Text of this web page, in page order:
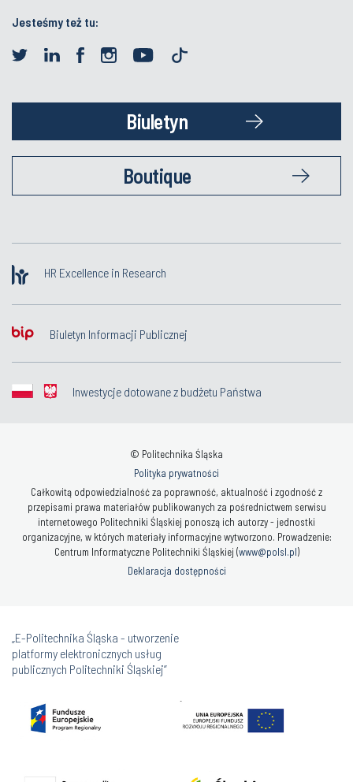
Jesteśmy też tu:
Biuletyn
Boutique
HR Excellence in Research
Biuletyn Informacji Publicznej
Inwestycje dotowane z budżetu Państwa
© Politechnika Śląska
Polityka prywatności
Całkowitą odpowiedzialność za poprawność, aktualność i zgodność z
przepisami prawa materiałów publikowanych za pośrednictwem serwisu
internetowego Politechniki Śląskiej ponoszą ich autorzy - jednostki
organizacyjne, w których materiały informacyjne wytworzono. Prowadzenie:
Centrum Informatyczne Politechniki Śląskiej (www@polsl.pl)
Deklaracja dostępności
„E-Politechnika Śląska - utworzenie
platformy elektronicznych usług
publicznych Politechniki Śląskiej”